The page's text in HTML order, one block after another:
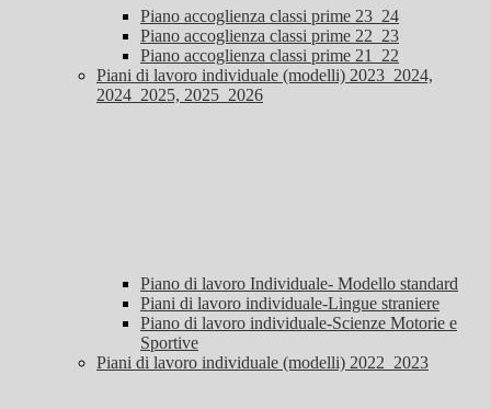
Piano accoglienza classi prime 23_24
Piano accoglienza classi prime 22_23
Piano accoglienza classi prime 21_22
Piani di lavoro individuale (modelli) 2023_2024,
2024_2025, 2025_2026
Piano di lavoro Individuale- Modello standard
Piani di lavoro individuale-Lingue straniere
Piano di lavoro individuale-Scienze Motorie e
Sportive
Piani di lavoro individuale (modelli) 2022_2023